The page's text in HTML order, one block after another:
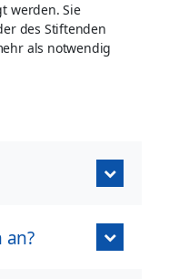
werden. Sie
des Stiftenden
als notwendig
an?